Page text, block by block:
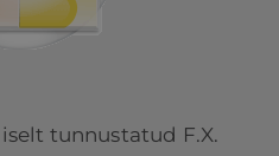
tunnustatud F.X.